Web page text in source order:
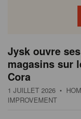
N
e
w
s
Jysk ouvre
magasins sur
Cora
1 JUILLET 2026 •
IMPROVEMENT
P
a
g
i
n
Previous
page
Page
Page
Page
Page
Current
page
Page
Page
Page
Page
Next
page
academy
society